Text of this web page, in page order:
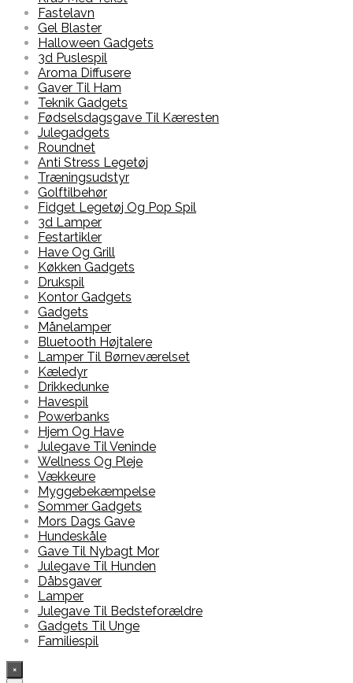
Fastelavn
Gel Blaster
Halloween Gadgets
3d Puslespil
Aroma Diffusere
Gaver Til Ham
Teknik Gadgets
Fødselsdagsgave Til Kæresten
Julegadgets
Roundnet
Anti Stress Legetøj
Træningsudstyr
Golftilbehør
Fidget Legetøj Og Pop Spil
3d Lamper
Festartikler
Have Og Grill
Køkken Gadgets
Drukspil
Kontor Gadgets
Gadgets
Månelamper
Bluetooth Højtalere
Lamper Til Børneværelset
Kæledyr
Drikkedunke
Havespil
Powerbanks
Hjem Og Have
Julegave Til Veninde
Wellness Og Pleje
Vækkeure
Myggebekæmpelse
Sommer Gadgets
Mors Dags Gave
Hundeskåle
Gave Til Nybagt Mor
Julegave Til Hunden
Dåbsgaver
Lamper
Julegave Til Bedsteforældre
Gadgets Til Unge
Familiespil
×